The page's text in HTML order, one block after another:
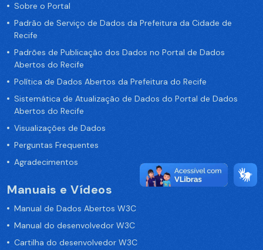
Sobre o Portal
Padrão de Serviço de Dados da Prefeitura da Cidade de
Recife
Padrões de Publicação dos Dados no Portal de Dados
Abertos do Recife
Política de Dados Abertos da Prefeitura do Recife
Sistemática de Atualização de Dados do Portal de Dados
Abertos do Recife
Visualizações de Dados
Perguntas Frequentes
Agradecimentos
Manuais e Vídeos
Manual de Dados Abertos W3C
Manual do desenvolvedor W3C
Cartilha do desenvolvedor W3C